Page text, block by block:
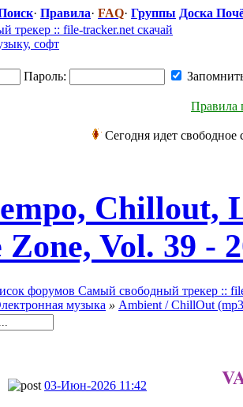
· Правила· FAQ· Группы Доска
Пароль:
Правила
Сегодня идет свободное
Chillout,
Vol. 39 -
форумов Самый свободный трекер ::
музыка » Ambient / ChillOut
03-Июн-2026 11:42